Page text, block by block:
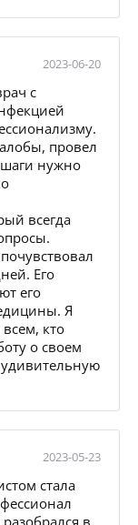
2023-06-20
с
провел
шаги нужно
всегда
Его
его
Я
кто
о своем
удивительную
2023-05-23
стала
в